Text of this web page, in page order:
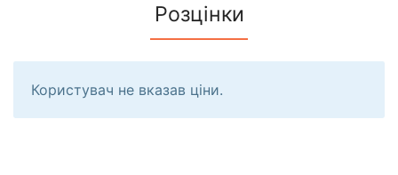
Розцінки
Користувач не вказав ціни.